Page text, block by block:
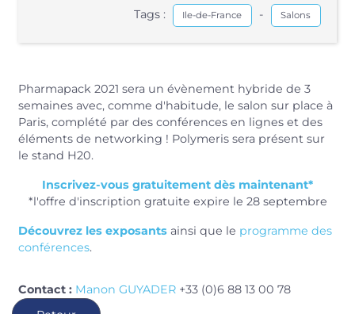
Tags : Ile-de-France - Salons
Pharmapack 2021 sera un évènement hybride de 3
semaines avec, comme d'habitude, le salon sur place à
Paris, complété par des conférences en lignes et des
éléments de networking ! Polymeris sera présent sur
le stand H20.
Inscrivez-vous gratuitement dès maintenant*
*l'offre d'inscription gratuite expire le 28 septembre
Découvrez les exposants ainsi que le programme des
conférences.
Contact : Manon GUYADER +33 (0)6 88 13 00 78